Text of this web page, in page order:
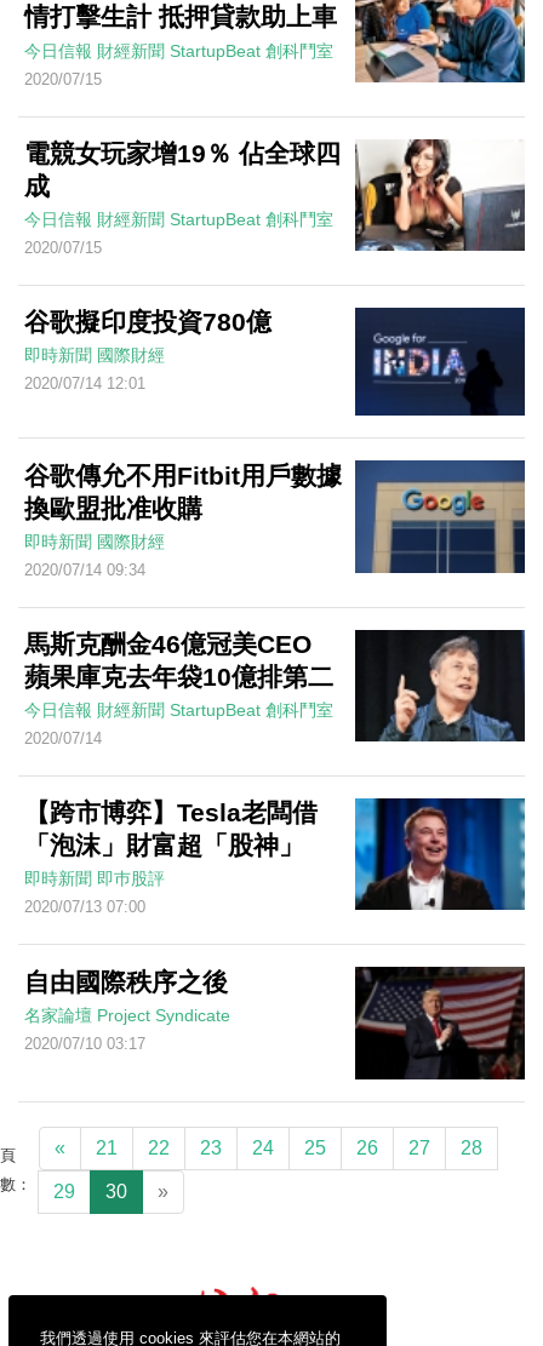
我們透過使用 cookies 來評估您在本網站的
情打擊生計 抵押貸款助上車
今日信報 財經新聞 StartupBeat 創科鬥室
2020/07/15
電競女玩家增19％ 佔全球四
成
今日信報 財經新聞 StartupBeat 創科鬥室
2020/07/15
谷歌擬印度投資780億
即時新聞 國際財經
2020/07/14 12:01
谷歌傳允不用Fitbit用戶數據
換歐盟批准收購
即時新聞 國際財經
2020/07/14 09:34
馬斯克酬金46億冠美CEO
蘋果庫克去年袋10億排第二
今日信報 財經新聞 StartupBeat 創科鬥室
2020/07/14
【跨市博弈】Tesla老闆借
「泡沫」財富超「股神」
即時新聞 即巿股評
2020/07/13 07:00
自由國際秩序之後
名家論壇 Project Syndicate
2020/07/10 03:17
頁
數：
« 21 22 23 24 25 26 27 28
29 30 »